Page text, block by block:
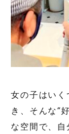
女の子はい
き、そんな“
な空間で、自